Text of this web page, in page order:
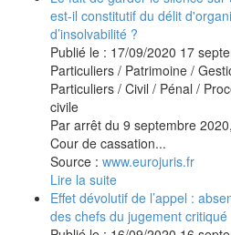
est-il constitutif du délit
d’insolvabilité ?
Publié le : 17/09/2020 17
Particuliers / Patrimoine /
Particuliers / Civil / Pénal /
civile
Par arrêt du 9 septembre
Cour de cassation...
Source : www.eurojuris.fr
Lire la suite
Effet dévolutif de l’appel :
des chefs du jugement critiqué